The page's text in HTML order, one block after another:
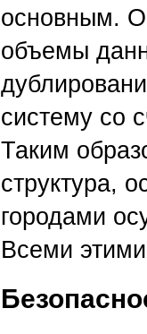
основным.
объемы
систему со
Таким
структура,
городами
Всеми